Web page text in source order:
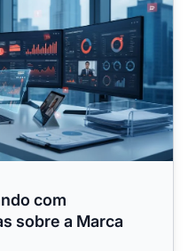
com
sobre a Marca